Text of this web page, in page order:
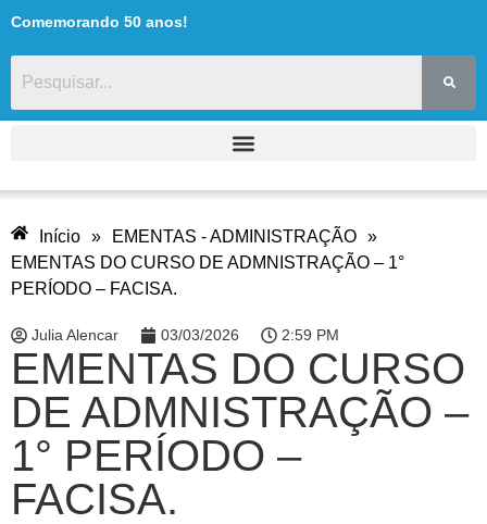
Comemorando 50 anos!
Início » EMENTAS - ADMINISTRAÇÃO »
EMENTAS DO CURSO DE ADMNISTRAÇÃO – 1°
PERÍODO – FACISA.
Julia Alencar 03/03/2026 2:59 PM
EMENTAS DO CURSO
DE ADMNISTRAÇÃO –
1° PERÍODO –
FACISA.